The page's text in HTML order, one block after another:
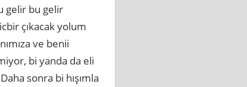
gelir bu gelir
çıkacak yolum
ve benii
bi yanda da eli
sonra bi hışımla